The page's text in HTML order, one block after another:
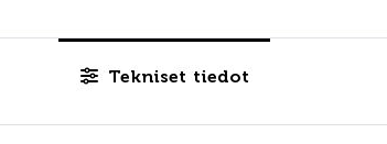
Tekniset tiedot